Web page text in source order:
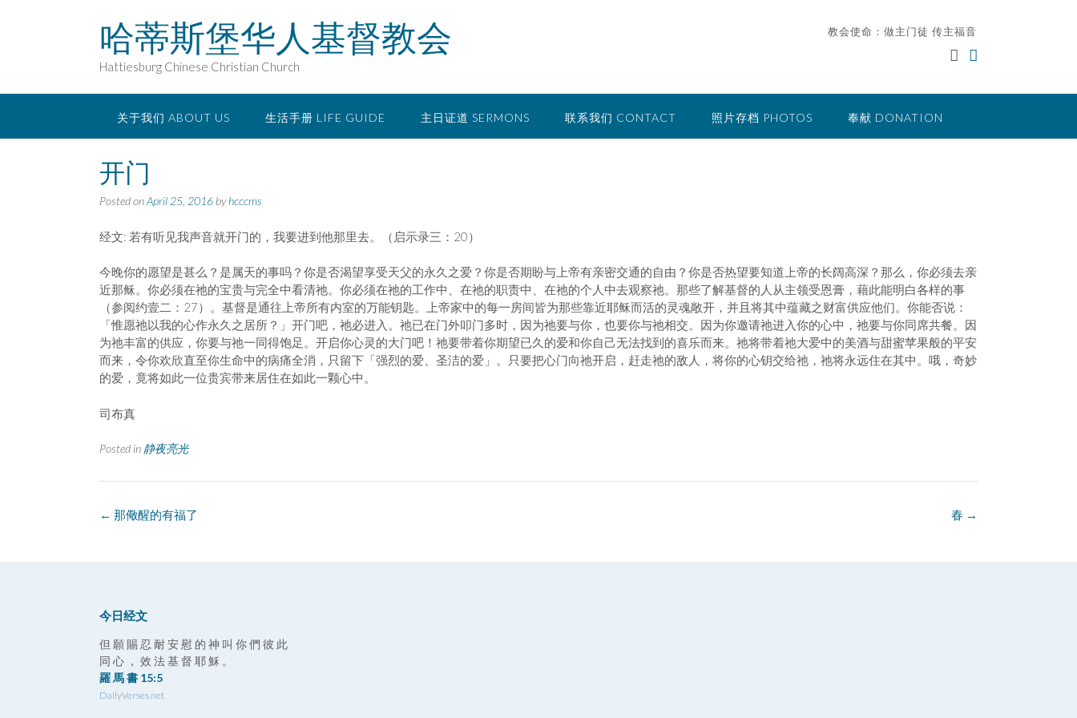
哈蒂斯堡华人基督教会
Hattiesburg Chinese Christian Church
教会使命：做主门徒 传主福音
关于我们 ABOUT US 生活手册 LIFE GUIDE 主日证道 SERMONS 联系我们 CONTACT 照片存档 PHOTOS 奉献 DONATION
开门
Posted onApril 25, 2016 byhcccms
经文: 若有听见我声音就开门的，我要进到他那里去。（启示录三：20）
今晚你的愿望是甚么？是属天的事吗？你是否渴望享受天父的永久之爱？你是否期盼与上帝有亲密交通的自由？你是否热望要知道上帝的长阔高深？那么，你必须去亲
近那稣。你必须在祂的宝贵与完全中看清祂。你必须在祂的工作中、在祂的职责中、在祂的个人中去观察祂。那些了解基督的人从主领受恩膏，藉此能明白各样的事
（参阅约壹二：27）。基督是通往上帝所有内室的万能钥匙。上帝家中的每一房间皆为那些靠近耶稣而活的灵魂敞开，并且将其中蕴藏之财富供应他们。你能否说：
「惟愿祂以我的心作永久之居所？」开门吧，祂必进入。祂已在门外叩门多时，因为祂要与你，也要你与祂相交。因为你邀请祂进入你的心中，祂要与你同席共餐。因
为祂丰富的供应，你要与祂一同得饱足。开启你心灵的大门吧！祂要带着你期望已久的爱和你自己无法找到的喜乐而来。祂将带着祂大爱中的美酒与甜蜜苹果般的平安
而来，令你欢欣直至你生命中的病痛全消，只留下「强烈的爱、圣洁的爱」。只要把心门向祂开启，赶走祂的敌人，将你的心钥交给祂，祂将永远住在其中。哦，奇妙
的爱，竟将如此一位贵宾带来居住在如此一颗心中。
司布真
Posted in 静夜亮光
Post
春 →
← 那儆醒的有福了
今日经文
但 願 賜 忍 耐 安 慰 的 神 叫 你 們 彼 此
同 心 ， 效 法 基 督 耶 穌 。
羅 馬 書 15:5
DailyVerses.net